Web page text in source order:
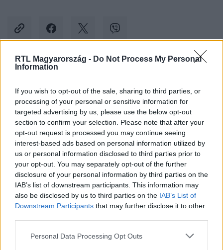
RTL Magyarország - Do Not Process My Personal
Information
If you wish to opt-out of the sale, sharing to third parties, or
processing of your personal or sensitive information for
targeted advertising by us, please use the below opt-out
section to confirm your selection. Please note that after your
opt-out request is processed you may continue seeing
interest-based ads based on personal information utilized by
us or personal information disclosed to third parties prior to
your opt-out. You may separately opt-out of the further
disclosure of your personal information by third parties on the
IAB’s list of downstream participants. This information may
also be disclosed by us to third parties on the IAB’s List of
Downstream Participants that may further disclose it to other
Please note that this website/app uses one or more Google
Personal Data Processing Opt Outs
Facebookon is!
Követem
BUDAPEST BEVÁSÁRLÓKÖZPONT
#LURDY HÁZ # TÖMEGVEREKEDÉS #VIDEÓ